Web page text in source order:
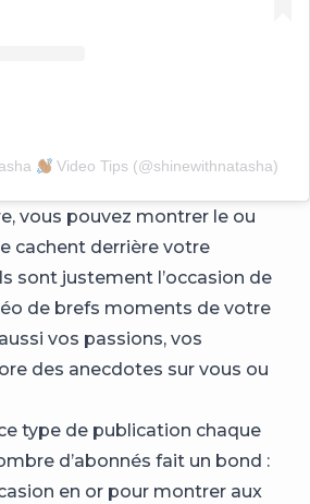
Video Tips (@shinewithnatasha)
vous pouvez montrer le ou
cachent derrière votre
sont justement l’occasion de
de brefs moments de votre
vos passions, vos
des anecdotes sur vous ou
type de publication chaque
d’abonnés fait un bond :
en or pour montrer aux